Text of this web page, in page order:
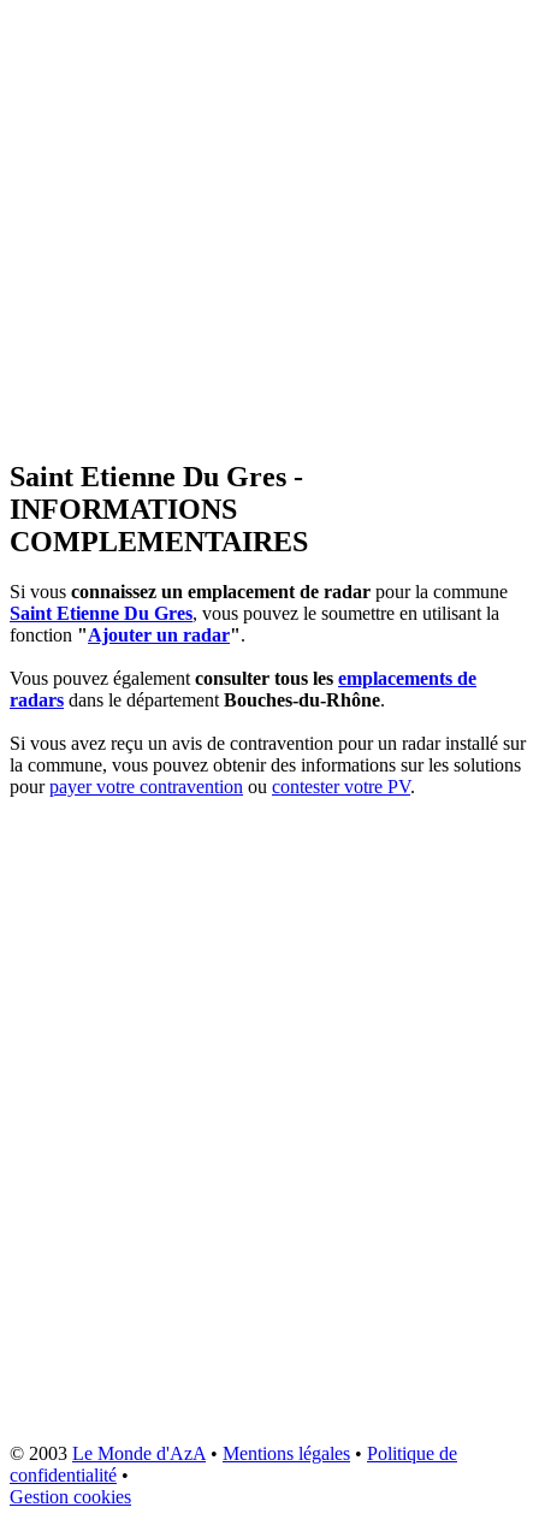
Saint Etienne Du Gres -
INFORMATIONS
COMPLEMENTAIRES
Si vous connaissez un emplacement de radar pour la commune
Saint Etienne Du Gres, vous pouvez le soumettre en utilisant la
fonction "Ajouter un radar".
Vous pouvez égalementconsulter tous les emplacements de
radars dans le départementBouches-du-Rhône.
Si vous avez reçu un avis de contravention pour un radar installé sur
la commune, vous pouvez obtenir des informations sur les solutions
pourpayer votre contravention ou contester votre PV.
© 2003 Le Monde d'AzA• Mentions légales • Politique de
confidentialité •
Gestion cookies